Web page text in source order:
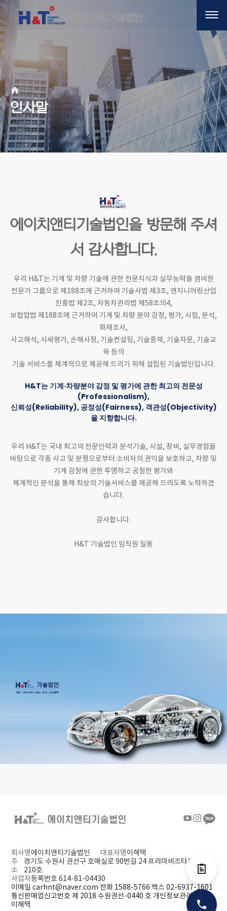
인사말
에이치앤티기술법인을 방문해 주셔
서 감사합니다.
우리 H&T는 기계 및 차량 기술에 관한 전문지식과 실무능력을 겸비한
전문가 그룹으로 제188조에 근거하여 기술사법 제3조, 엔지니어링산업
진흥법 제2조, 자동차관리법 제58조의4,
보헙업법 제188조에 근거하여 기계 및 차량 분야 감정, 평가, 시험, 분석,
화재조사,
사고해석, 시세평가, 손해사정, 기술컨설팅, 기술중재, 기술자문, 기술교
육 등의
기술 서비스를 체계적으로 제공해 드리기 위해 설립된 기술법인입니다.
H&T는 기계·차량분야 감정 및 평가에 관한 최고의 전문성
(Professionalism),
신뢰성(Reliability), 공정성(Fairness), 객관성(Objectivity)
을 지향합니다.
우리 H&T는 국내 최고의 전문인력과 분석기술, 시설, 장비, 실무경험을
바탕으로 각종 사고 및 분쟁으로부터 소비자의 권익을 보호하고, 차량 및
기계 감정에 관한 투명하고 공정한 평가와
체계적인 분석을 통해 최상의 기술서비스를 제공해 드리도록 노력하겠
습니다.
감사합니다.
H&T 기술법인 임직원 일동
회사명에이치앤티기술법인 대표자명이해택
주
소
경기도 수원시 권선구 호매실로 90번길 24 프리마비즈타워
210호
사업자등록번호 614-81-04430
이메일 carhnt@naver.com 전화 1588-5766 팩스 02-6937-1601
통신판매업신고번호 제 2018 수원권선-0440 호 개인정보관리책임자
이해택